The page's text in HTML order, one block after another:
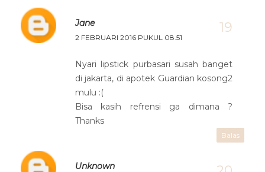
Jane
2 FEBRUARI 2016 PUKUL 08.51
Nyari lipstick purbasari susah banget
di jakarta, di apotek Guardian kosong2
mulu :(
Bisa kasih refrensi ga dimana ?
Thanks
Balas
Unknown